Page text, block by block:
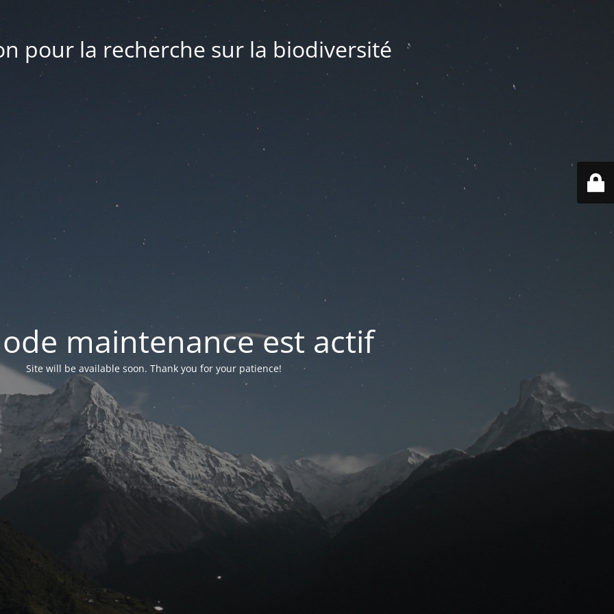
pour la recherche sur la biodiversité
maintenance est actif
Site will be available soon. Thank you for your patience!